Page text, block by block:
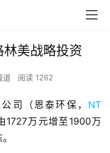
美战略投资
道 阅读 1262
司（恩泰环保， NT
1727万元增至1900万